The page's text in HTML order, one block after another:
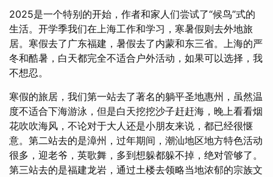
2025是一个特别的开始，作者和家人们尝试了“候鸟”式的
生活。开学季我们在上海工作和学习，寒暑假则去外地旅
居。寒假去了广东福建，暑假去了内蒙和东三省。上海的严
冬和酷暑，白天都完全不适合户外活动，如果可以选择，我
不想忍。
寒假的旅居，我们第一站去了著名的躺平圣地惠州，虽然温
度不适合下海游泳，但是白天挖挖沙子赶赶海，晚上看看烟
花吹吹海风，不论对于大人还是小朋友来说，都已经很惬
意。第二站去的是漳州，过年期间，潮汕地区地方特色活动
很多，迎老爷，英歌舞，多到想躲都躲不掉，绝对管够了。
第三站去的是福建龙岩，通过土楼去领略当地浓郁的宗族文